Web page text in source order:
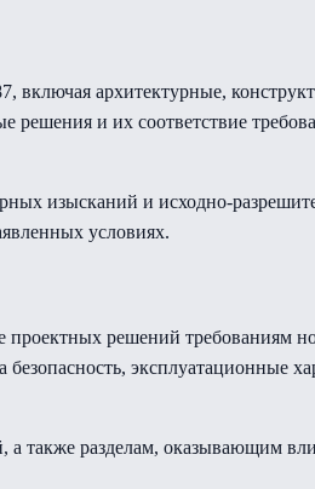
включая архитектурные,
решения и их соответствие
изысканий и исходно-
условиях.
проектных решений требованиям
эксплуатационные
также разделам, оказывающим